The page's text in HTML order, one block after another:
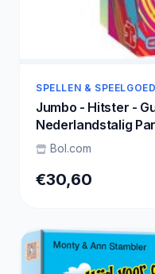
SPELLEN & SPEELGOED
Jumbo - Hitster -
Nederlandstalig
Bol.com
€30,60